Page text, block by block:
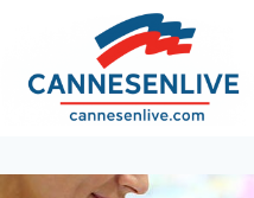
contenu